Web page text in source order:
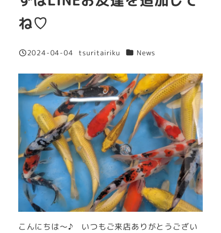
ね♡
投稿日
2024-04-04
著
tsuritairiku カテゴリー
News
こんにちは～♪ いつもご来店ありがとうござい